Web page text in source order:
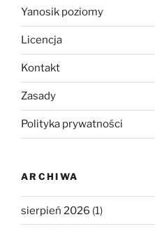
Yanosik poziomy
Licencja
Kontakt
Zasady
Polityka prywatności
ARCHIWA
sierpień 2026 (1)